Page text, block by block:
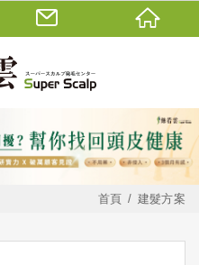
首頁 建髮方案